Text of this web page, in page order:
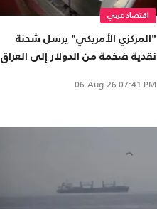
اقتصاد عربي
"المركزي الأمريكي" يرسل شحنة
نقدية ضخمة من الدولار إلى العراق
06-Aug-26 07:41 PM